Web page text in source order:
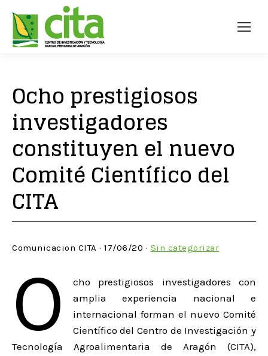
Ocho prestigiosos
investigadores
constituyen el nuevo
Comité Científico del
CITA
Comunicacion CITA · 17/06/20 · Sin categorizar
O
cho prestigiosos investigadores con
amplia experiencia nacional e
internacional forman el nuevo Comité
Científico del Centro de Investigación y
Tecnología Agroalimentaria de Aragón (CITA),